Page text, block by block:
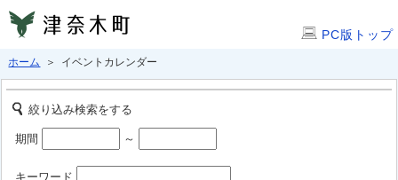
PC版トップ
ホーム ＞ イベントカレンダー
絞り込み検索をする
期間 ～
キーワード